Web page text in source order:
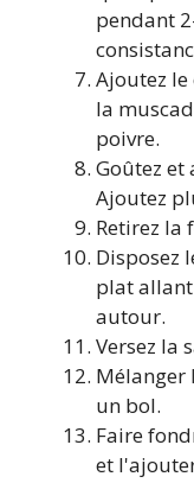
pendant
Ajoutez
la
poivre.
Goûtez et
Ajoutez
Retirez la
Disposez
plat
autour.
Versez la
Mélanger
un bol.
Faire
et